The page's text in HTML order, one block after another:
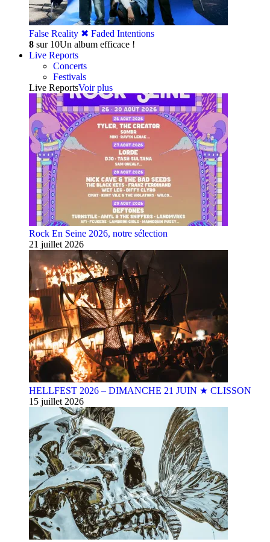
False Reality ✖︎ Faded Intentions
8 sur 10Un album efficace !
Live Reports
Concerts
Festivals
Live ReportsVoir plus
Rock En Seine 2026, notre sélection
21 juillet 2026
HELLFEST 2026 – DIMANCHE 21 JUIN ★ CLISSON
15 juillet 2026